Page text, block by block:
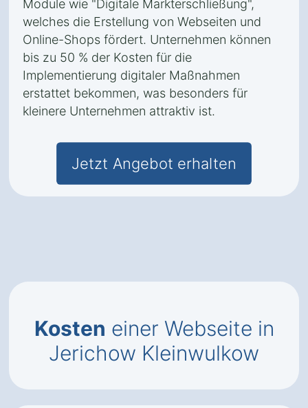
Module wie "Digitale Markterschließung",
welches die Erstellung von Webseiten und
Online-Shops fördert. Unternehmen können
bis zu 50 % der Kosten für die
Implementierung digitaler Maßnahmen
erstattet bekommen, was besonders für
kleinere Unternehmen attraktiv ist.
Jetzt Angebot erhalten
Kosten einer Webseite in
Jerichow Kleinwulkow